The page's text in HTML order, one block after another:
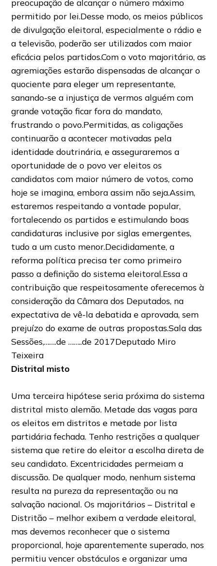
preocupação de alcançar o número máximo
permitido por lei.Desse modo, os meios públicos
de divulgação eleitoral, especialmente o rádio e
a televisão, poderão ser utilizados com maior
eficácia pelos partidos.Com o voto majoritário, as
agremiações estarão dispensadas de alcançar o
quociente para eleger um representante,
sanando-se a injustiça de vermos alguém com
grande votação ficar fora do mandato,
frustrando o povo.Permitidas, as coligações
continuarão a acontecer motivadas pela
identidade doutrinária, e asseguraremos a
oportunidade de o povo ver eleitos os
candidatos com maior número de votos, como
hoje se imagina, embora assim não seja.Assim,
estaremos respeitando a vontade popular,
fortalecendo os partidos e estimulando boas
candidaturas inclusive por siglas emergentes,
tudo a um custo menor.Decididamente, a
reforma política precisa ter como primeiro
passo a definição do sistema eleitoral.Essa a
contribuição que respeitosamente oferecemos à
consideração da Câmara dos Deputados, na
expectativa de vê-la debatida e aprovada, sem
prejuízo do exame de outras propostas.Sala das
Sessões,…….de ……..de 2017Deputado Miro
Teixeira
Distrital misto
Uma terceira hipótese seria próxima do sistema
distrital misto alemão. Metade das vagas para
os eleitos em distritos e metade por lista
partidária fechada. Tenho restrições a qualquer
sistema que retire do eleitor a escolha direta de
seu candidato. Excentricidades permeiam a
discussão. De qualquer modo, nenhum sistema
resulta na pureza da representação ou na
salvação nacional. Os majoritários – Distrital e
Distritão – melhor exibem a verdade eleitoral,
mas devemos reconhecer que o sistema
proporcional, hoje aparentemente superado, nos
permitiu vencer obstáculos e organizar uma